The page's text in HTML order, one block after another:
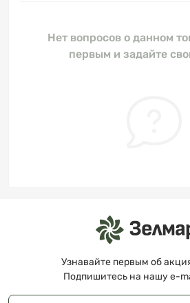
Нет вопросов о данном
первым и задайте
Узнавайте первым об
Подпишитесь на нашу e-